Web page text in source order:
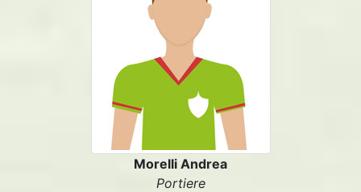
Morelli Andrea
Portiere